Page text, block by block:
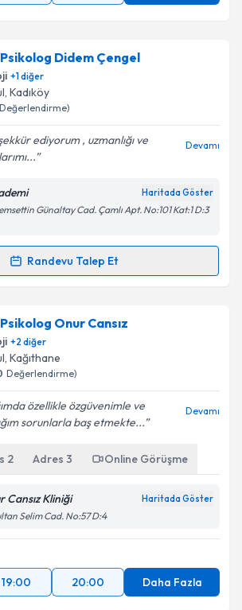
Didem Çengel
+1diğer
, Kadıköy
Değerlendirme)
ediyorum , uzmanlığı ve
Devamı
Haritada Göster
Günaltay Cad. Çamlı Apt. No:101 Kat:1 D:3
Randevu Talep Et
Talebi
Didem Çengeliçin randevu takvimi
Size bu uzmandan randevu almanız
hazırlandığında e-posta ile
işlenmesine ilişkinAydınlatma
okudum ve kişisel verilerimin belirtilen
işlenmesini kabul ediyorum.
Onur Cansız
+2 diğer
, Kağıthane
Değerlendirme)
özellikle özgüvenimle ve
sorunlarla baş etmekte...
Devamı
2 Adres 3 Online Görüşme
Cansız Kliniği Haritada Göster
Selim Cad. No:57 D:4
19:00 20:00 Daha Fazla